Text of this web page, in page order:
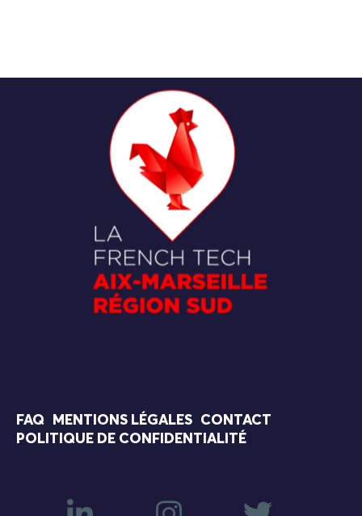
FAQ MENTIONS LÉGALES
CONTACT
POLITIQUE DE CONFIDENTIALITÉ